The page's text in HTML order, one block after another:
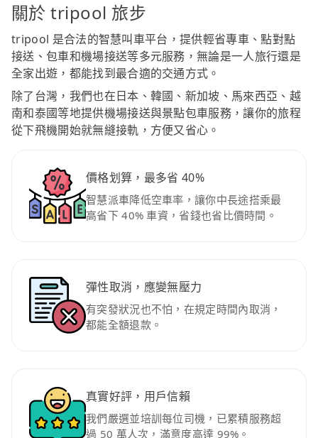
關於 tripool 旅步
tripool 是合法的智慧叫車平台，提供輕省專車、點對點
接送、包車和機場接送等多元服務，無論是一人旅行還是
全家出遊，都能找到最合適的交通方式。
除了台灣，我們也在日本、韓國、新加坡、馬來西亞、越
南和泰國等地提供機場接送與景點包車服務，讓你的旅程
從下飛機開始就無縫接軌，方便又省心。
價格划算，最多省 40%
智慧派車降低空車率，讓你中長途搭乘最
高省下 40% 車資，省錢也省比價時間。
彈性取消，應變無壓力
有突發狀況也不怕，在規定時間內取消，
都能全額退款。
真實好評，用戶信賴
我們嚴選並培訓每位司機，已累積服務超
過 50 萬人次，滿意度高達 99%。